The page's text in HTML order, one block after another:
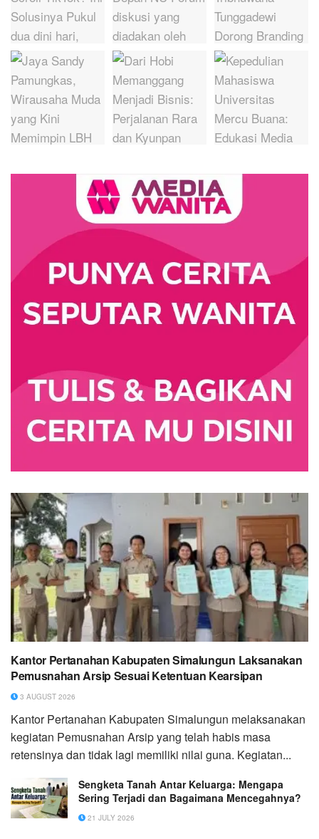
Kantor Pertanahan Kabupaten Simalungun Laksanakan
Pemusnahan Arsip Sesuai Ketentuan Kearsipan
3 AUGUST 2026
Kantor Pertanahan Kabupaten Simalungun melaksanakan
kegiatan Pemusnahan Arsip yang telah habis masa
retensinya dan tidak lagi memiliki nilai guna. Kegiatan...
Sengketa Tanah Antar Keluarga: Mengapa
Sering Terjadi dan Bagaimana Mencegahnya?
21 JULY 2026